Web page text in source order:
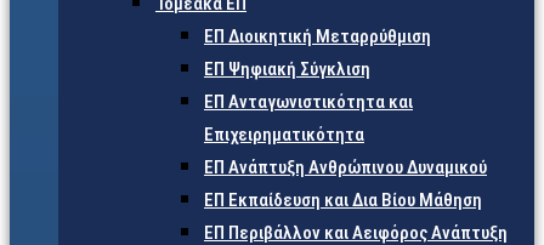
ΕΠ Διοικητική Μεταρρύθμιση
ΕΠ Ψηφιακή Σύγκλιση
ΕΠ Ανταγωνιστικότητα και
Επιχειρηματικότητα
ΕΠ Ανάπτυξη Ανθρώπινου Δυναμικού
ΕΠ Εκπαίδευση και Δια Βίου Μάθηση
ΕΠ Περιβάλλον και Αειφόρος Ανάπτυξη